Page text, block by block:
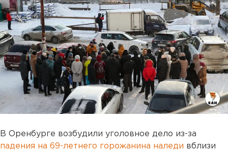
В Оренбурге возбудили уголовное дело из-за
падения на 69-летнего горожанина наледи вблизи